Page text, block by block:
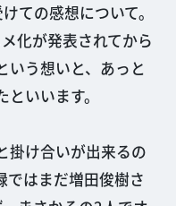
ての感想について。
化が発表されてから
いう想いと、あっと
いいます。
掛け合いが出来るの
ではまだ増田俊樹さ